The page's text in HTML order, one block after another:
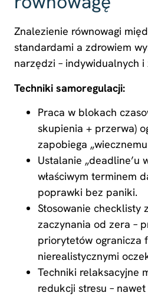
Znalezienie równowagi
standardami a zdrowiem
narzędzi – indywidualnych i
Techniki samoregulacji:
Praca w blokach
skupienia + przerwa)
zapobiega
Ustalanie „deadline’u
właściwym terminem
poprawki bez paniki.
Stosowanie checklisty
zaczynania od zera –
priorytetów ogranicza
nierealistycznymi
Techniki relaksacyjne
redukcji stresu –